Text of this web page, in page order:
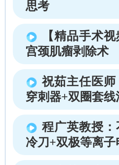
思考
【精品手术
宫颈肌瘤剥除术
祝茹主任医
穿刺器+双圈套线
程广英教授
冷刀+双极等离